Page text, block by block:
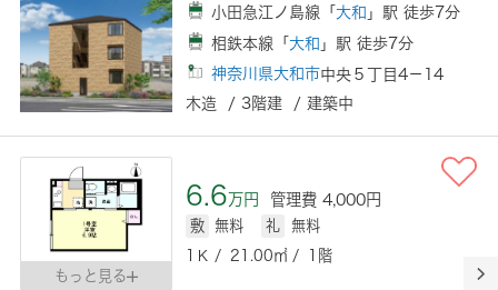
小田急江ノ島線「 大和 」駅 徒歩7分
相鉄本線「 大和 」駅 徒歩7分
神奈川県大和市中央５丁目4－14
木造 / 3階建 / 建築中
もっと見る
6.6万円 管理費 4,000円
敷 無料 礼
無料
1Ｋ / 21.00㎡ / 1階